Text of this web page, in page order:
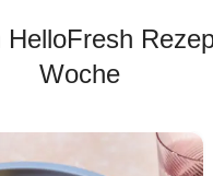
HelloFresh
Woche